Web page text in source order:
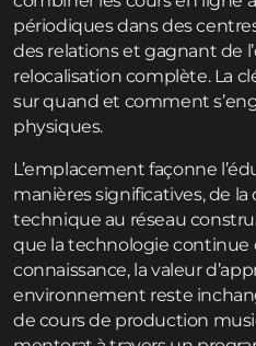
périodiques dans des
des relations et gagnant de
relocalisation complète. La
sur quand et comment
physiques.
L’emplacement façonne
manières significatives, de
technique au réseau
que la technologie continue
connaissance, la valeur
environnement reste
de cours de production